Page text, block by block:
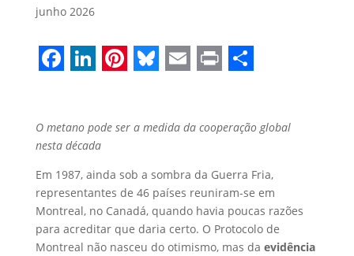
junho 2026
O metano pode ser a medida da cooperação global
nesta década
Em 1987, ainda sob a sombra da Guerra Fria,
representantes de 46 países reuniram-se em
Montreal, no Canadá, quando havia poucas razões
para acreditar que daria certo. O Protocolo de
Montreal não nasceu do otimismo, mas da evidência